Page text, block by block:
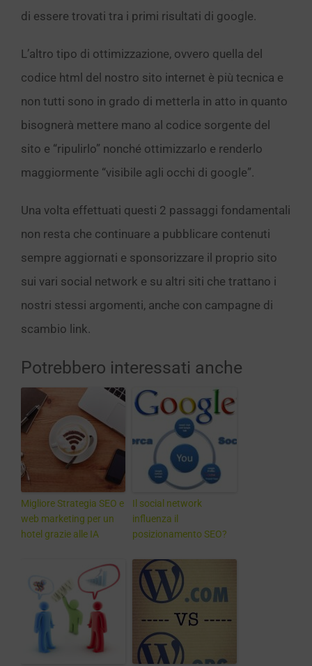
di essere trovati tra i primi risultati di google.
L’altro tipo di ottimizzazione, ovvero quella del
codice html del nostro sito internet è più tecnica e
non tutti sono in grado di metterla in atto in quanto
bisognerà mettere mano al codice sorgente del
sito e “ripulirlo” nonché ottimizzarlo e renderlo
maggiormente “visibile agli occhi di google”.
Una volta effettuati questi 2 passaggi fondamentali
non resta che continuare a pubblicare contenuti
sempre aggiornati e sponsorizzare il proprio sito
sui vari social network e su altri siti che trattano i
nostri stessi argomenti, anche con campagne di
scambio link.
Potrebbero interessati anche
Migliore Strategia SEO e
web marketing per un
hotel grazie alle IA
Il social network
influenza il
posizionamento SEO?